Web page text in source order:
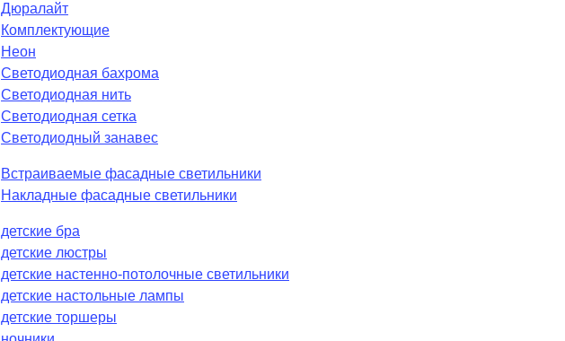
Дюралайт
Комплектующие
Неон
Светодиодная бахрома
Светодиодная нить
Светодиодная сетка
Светодиодный занавес
Встраиваемые фасадные светильники
Накладные фасадные светильники
детские бра
детские люстры
детские настенно-потолочные светильники
детские настольные лампы
детские торшеры